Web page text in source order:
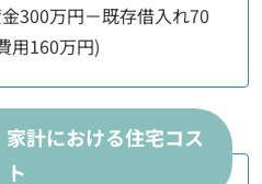
300万円－既存借入れ70
用160万円)
計における住宅コス
ト